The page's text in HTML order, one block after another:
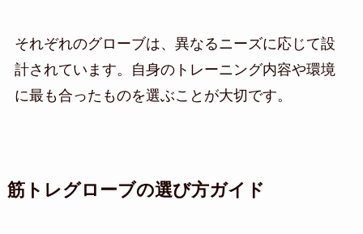
それぞれのグローブは、異なるニーズに応じて設
計されています。自身のトレーニング内容や環境
に最も合ったものを選ぶことが大切です。
筋トレグローブの選び方ガイド